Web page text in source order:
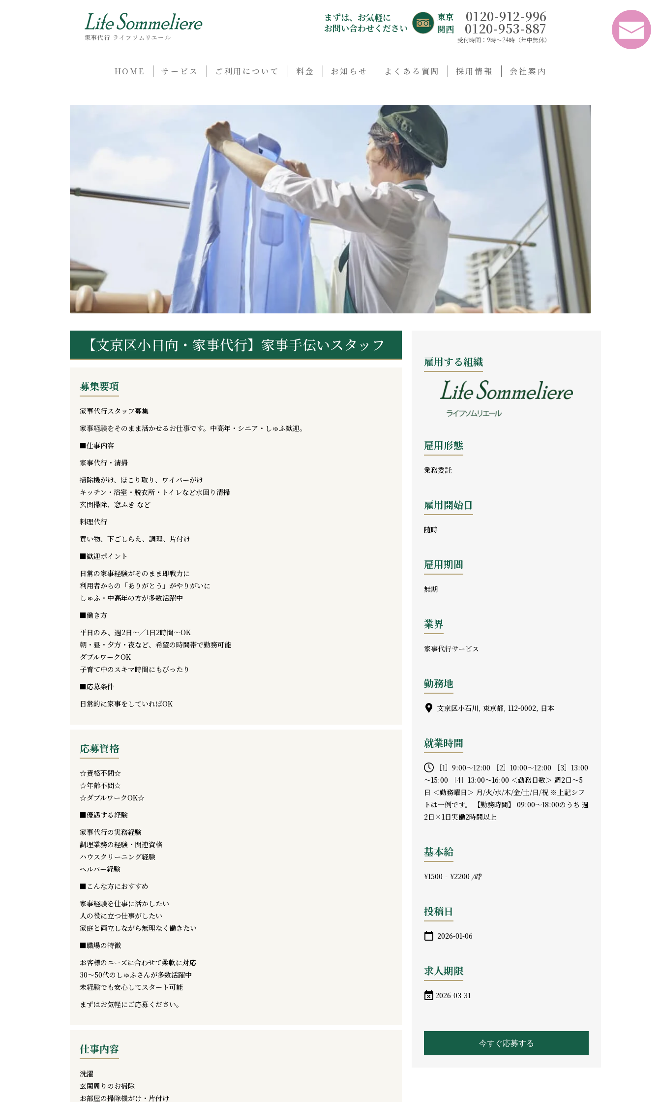
家事代行 ライフソムリエール
まずは、お気軽に
お問い合わせください
東京 0120-912-996
関西 0120-953-887
受付時間：9時〜24時（年中無休）
HOME サービス ご利用について 料金 お知らせ よくある質問 採用情報 会社案内
【文京区小日向・家事代行】家事手伝いスタッフ
募集要項
家事代行スタッフ募集
家事経験をそのまま活かせるお仕事です。中高年・シニア・しゅふ歓迎。
■仕事内容
家事代行・清掃
掃除機がけ、ほこり取り、ワイパーがけ
キッチン・浴室・脱衣所・トイレなど水回り清掃
玄関掃除、窓ふき など
料理代行
買い物、下ごしらえ、調理、片付け
■歓迎ポイント
日常の家事経験がそのまま即戦力に
利用者からの「ありがとう」がやりがいに
しゅふ・中高年の方が多数活躍中
■働き方
平日のみ、週2日〜／1日2時間〜OK
朝・昼・夕方・夜など、希望の時間帯で勤務可能
ダブルワークOK
子育て中のスキマ時間にもぴったり
■応募条件
日常的に家事をしていればOK
応募資格
☆資格不問☆
☆年齢不問☆
☆ダブルワークOK☆
■優遇する経験
家事代行の実務経験
調理業務の経験・関連資格
ハウスクリーニング経験
ヘルパー経験
■こんな方におすすめ
家事経験を仕事に活かしたい
人の役に立つ仕事がしたい
家庭と両立しながら無理なく働きたい
■職場の特徴
お客様のニーズに合わせて柔軟に対応
30〜50代のしゅふさんが多数活躍中
未経験でも安心してスタート可能
まずはお気軽にご応募ください。
仕事内容
洗濯
玄関周りのお掃除
お部屋の掃除機がけ・片付け
雇用する組織
雇用形態
業務委託
雇用開始日
随時
雇用期間
無期
業界
家事代行サービス
勤務地
文京区小石川, 東京都, 112-0002, 日本
就業時間
［1］9:00～12:00 ［2］10:00～12:00 ［3］13:00
～15:00 ［4］13:00～16:00 ＜勤務日数＞ 週2日～5
日 ＜勤務曜日＞ 月/火/水/木/金/土/日/祝 ※上記シフ
トは一例です。 【勤務時間】 09:00～18:00のうち 週
2日×1日実働2時間以上
基本給
¥1500 - ¥2200 /時
投稿日
2026-01-06
求人期限
2026-03-31
今すぐ応募する